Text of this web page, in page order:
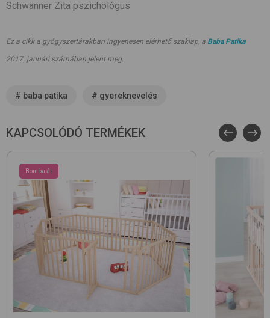
Schwanner Zita pszichológus
Ez a cikk a gyógyszertárakban ingyenesen elérhető szaklap, a Baba Patika
2017. januári számában jelent meg.
# baba patika # gyereknevelés
KAPCSOLÓDÓ TERMÉKEK
Bomba ár